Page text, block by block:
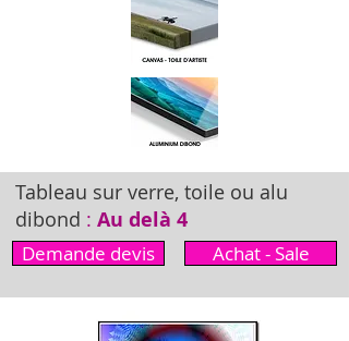
Tableau sur verre, toile ou alu
dibond : Au delà 4
Demande devis Achat - Sale